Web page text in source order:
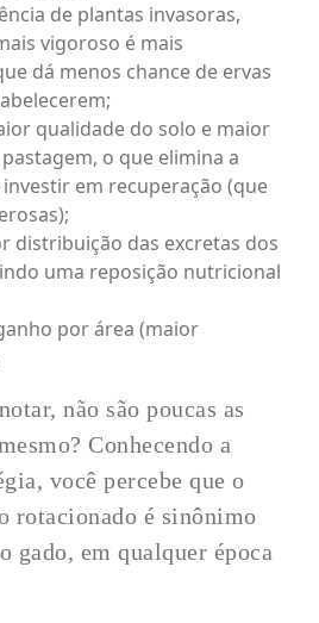
de plantas invasoras,
vigoroso é mais
dá menos chance de ervas
qualidade do solo e maior
o que elimina a
em recuperação (que
distribuição das excretas dos
uma reposição nutricional
por área (maior
não são poucas as
Conhecendo a
você percebe que o
rotacionado é sinônimo
gado, em qualquer época